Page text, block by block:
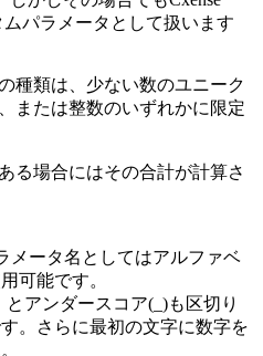
パラメータとして扱います
種類は、少ない数のユニーク
または整数のいずれかに限定
る場合にはその合計が計算さ
メータ名としてはアルファベ
可能です。
アンダースコア(_)も区切り
。さらに最初の文字に数字を